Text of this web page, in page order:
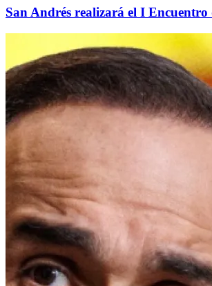
San Andrés realizará el I